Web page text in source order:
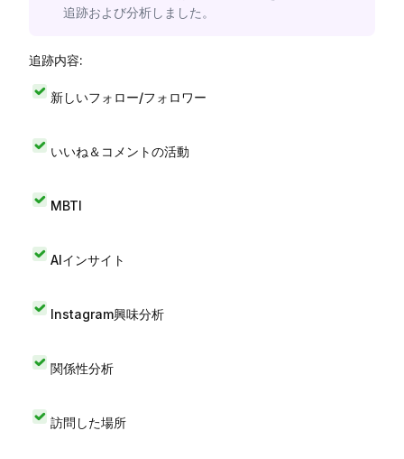
追跡および分析しました。
追跡内容:
新しいフォロー/フォロワー
いいね＆コメントの活動
MBTI
AIインサイト
Instagram興味分析
関係性分析
訪問した場所